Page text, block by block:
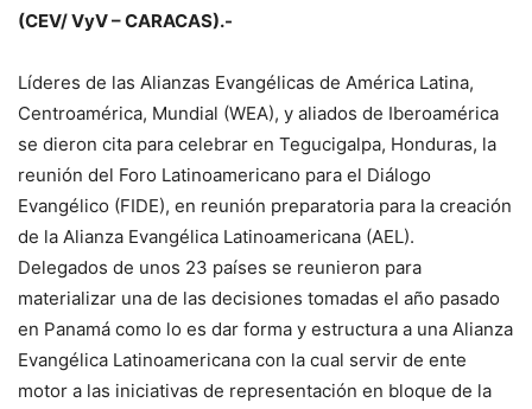
(CEV/ VyV – CARACAS).-
Líderes de las Alianzas Evangélicas de América Latina,
Centroamérica, Mundial (WEA), y aliados de Iberoamérica
se dieron cita para celebrar en Tegucigalpa, Honduras, la
reunión del Foro Latinoamericano para el Diálogo
Evangélico (FIDE), en reunión preparatoria para la creación
de la Alianza Evangélica Latinoamericana (AEL).
Delegados de unos 23 países se reunieron para
materializar una de las decisiones tomadas el año pasado
en Panamá como lo es dar forma y estructura a una Alianza
Evangélica Latinoamericana con la cual servir de ente
motor a las iniciativas de representación en bloque de la